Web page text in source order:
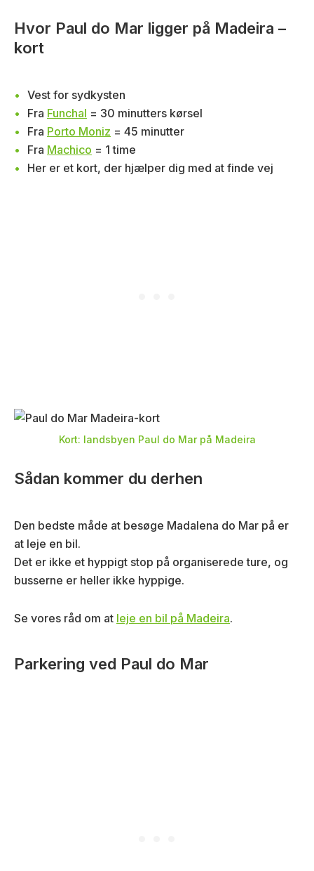
Hvor Paul do Mar ligger på Madeira –
kort
Vest for sydkysten
Fra Funchal = 30 minutters kørsel
Fra Porto Moniz = 45 minutter
Fra Machico = 1 time
Her er et kort, der hjælper dig med at finde vej
Kort: landsbyen Paul do Mar på Madeira
Sådan kommer du derhen
Den bedste måde at besøge Madalena do Mar på er
at leje en bil.
Det er ikke et hyppigt stop på organiserede ture, og
busserne er heller ikke hyppige.
Se vores råd om at leje en bil på Madeira.
Parkering ved Paul do Mar